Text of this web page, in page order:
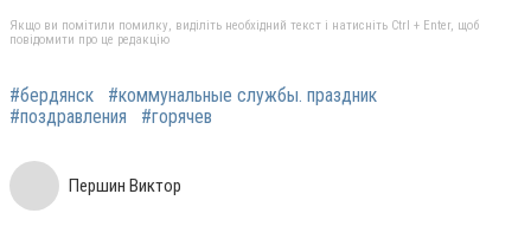
Якщо ви помітили помилку, виділіть необхідний текст і натисніть Ctrl + Enter, щоб
повідомити про це редакцію
#бердянск
#коммунальные службы. праздник
#поздравления
#горячев
Першин Виктор